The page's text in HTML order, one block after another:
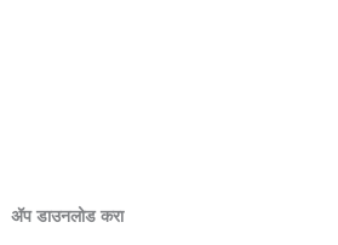
ॲप डाउनलोड करा